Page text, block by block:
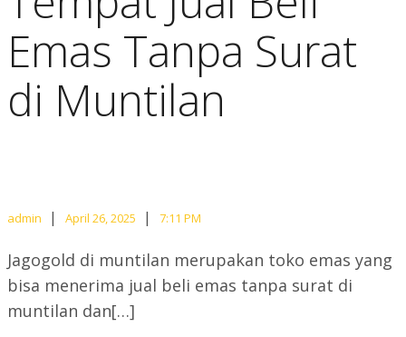
Emas Tanpa Surat
di Muntilan
admin | April 26, 2025 | 7:11 PM
Jagogold di muntilan merupakan toko emas yang
bisa menerima jual beli emas tanpa surat di
muntilan dan[…]